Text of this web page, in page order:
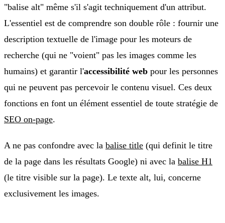
"balise alt" même s'il s'agit techniquement d'un attribut.
L'essentiel est de comprendre son double rôle : fournir une
description textuelle de l'image pour les moteurs de
recherche (qui ne "voient" pas les images comme les
humains) et garantir l'accessibilité web pour les personnes
qui ne peuvent pas percevoir le contenu visuel. Ces deux
fonctions en font un élément essentiel de toute stratégie de
SEO on-page.
A ne pas confondre avec la balise title (qui definit le titre
de la page dans les résultats Google) ni avec la balise H1
(le titre visible sur la page). Le texte alt, lui, concerne
exclusivement les images.